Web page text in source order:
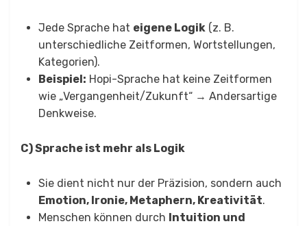
Jede Sprache hat eigene Logik (z. B.
unterschiedliche Zeitformen, Wortstellungen,
Kategorien).
Beispiel: Hopi-Sprache hat keine Zeitformen
wie „Vergangenheit/Zukunft“ → Andersartige
Denkweise.
C) Sprache ist mehr als Logik
Sie dient nicht nur der Präzision, sondern auch
Emotion, Ironie, Metaphern, Kreativität.
Menschen können durch Intuition und